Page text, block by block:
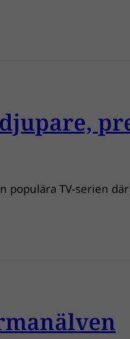
populära TV-serien